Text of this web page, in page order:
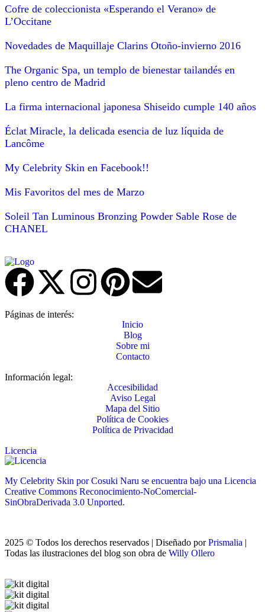
Cofre de coleccionista «Esperando el Verano» de
L’Occitane
Novedades de Maquillaje Clarins Otoño-invierno 2016
The Organic Spa, un templo de bienestar tailandés en
pleno centro de Madrid
La firma internacional japonesa Shiseido cumple 140 años
Éclat Miracle, la delicada esencia de luz líquida de
Lancôme
My Celebrity Skin en Facebook!!
Mis Favoritos del mes de Marzo
Soleil Tan Luminous Bronzing Powder Sable Rose de
CHANEL
Páginas de interés:
Inicio
Blog
Sobre mi
Contacto
Información legal:
Accesibilidad
Aviso Legal
Mapa del Sitio
Política de Cookies
Política de Privacidad
Licencia
My Celebrity Skin por Cosuki Naru se encuentra bajo una Licencia
Creative Commons Reconocimiento-NoComercial-
SinObraDerivada 3.0 Unported.
2025 © Todos los derechos reservados | Diseñado porPrismalia |
Todas las ilustraciones del blog son obra de Willy Ollero